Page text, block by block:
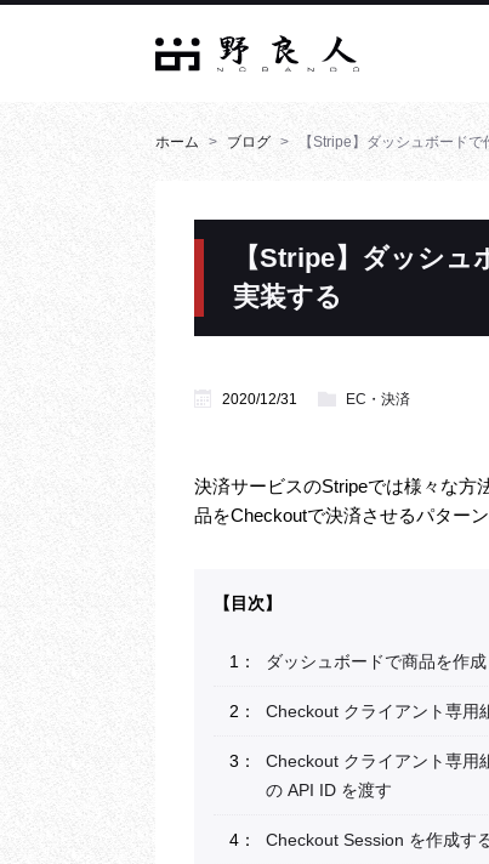
ホーム ブログ 【Stripe】ダッシュボード
【Stripe】ダッシ
実装する
2020/12/31 EC・決済
決済サービスのStripeでは様々な方
品をCheckoutで決済させるパター
ダッシュボードで商品を作成
Checkout クライアント専用
Checkout クライアント専
の API ID を渡す
Checkout Session を作成す